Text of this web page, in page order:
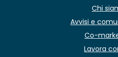
Chi
Avvisi e
Co-
Lavora